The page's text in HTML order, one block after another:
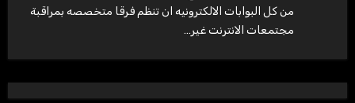
من كل البوابات الالكترونيه ان تنظم فرقا متخصصه بمراقبة
مجتمعات الانترنت غير…